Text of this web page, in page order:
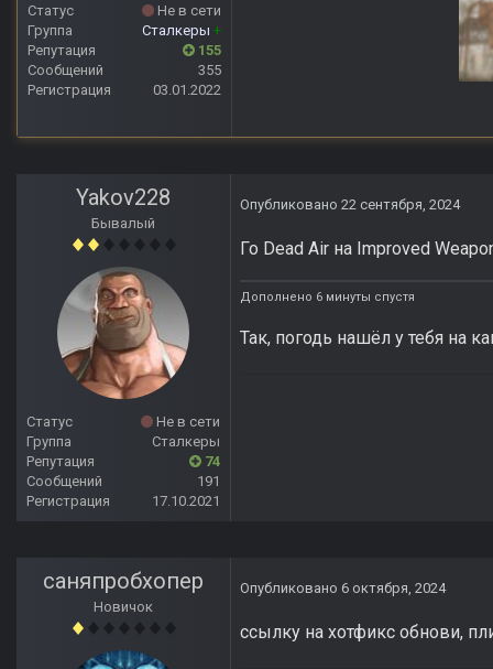
Статус
Не в сети
Группа
Сталкеры +
Репутация
155
Сообщений
355
Регистрация
03.01.2022
Yakov228
Бывалый
Статус
Не в сети
Группа
Сталкеры
Репутация
74
Сообщений
191
Регистрация
17.10.2021
Опубликовано 22 сентября, 2024
Го Dead Air на Improved
Дополнено 6 минуты спустя
Так, погодь нашёл у тебя на
саняпробхопер
Новичок
Опубликовано 6 октября, 2024
ссылку на хотфикс обнови,